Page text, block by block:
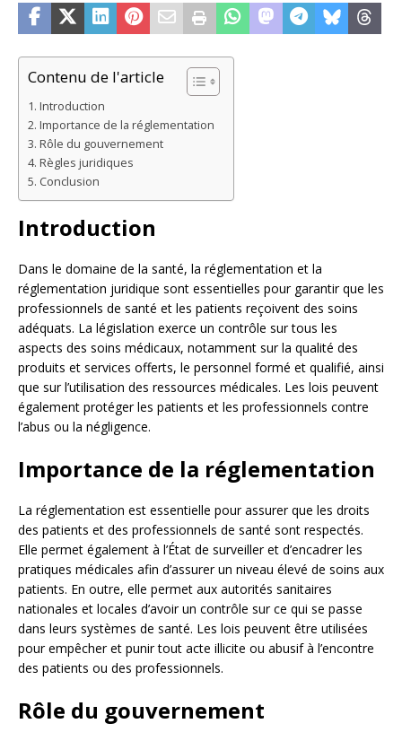
Contenu de l'article
Introduction
Importance de la réglementation
Rôle du gouvernement
Règles juridiques
Conclusion
Introduction
Dans le domaine de la santé, la réglementation et la
réglementation juridique sont essentielles pour garantir que les
professionnels de santé et les patients reçoivent des soins
adéquats. La législation exerce un contrôle sur tous les
aspects des soins médicaux, notamment sur la qualité des
produits et services offerts, le personnel formé et qualifié, ainsi
que sur l’utilisation des ressources médicales. Les lois peuvent
également protéger les patients et les professionnels contre
l’abus ou la négligence.
Importance de la réglementation
La réglementation est essentielle pour assurer que les droits
des patients et des professionnels de santé sont respectés.
Elle permet également à l’État de surveiller et d’encadrer les
pratiques médicales afin d’assurer un niveau élevé de soins aux
patients. En outre, elle permet aux autorités sanitaires
nationales et locales d’avoir un contrôle sur ce qui se passe
dans leurs systèmes de santé. Les lois peuvent être utilisées
pour empêcher et punir tout acte illicite ou abusif à l’encontre
des patients ou des professionnels.
Rôle du gouvernement